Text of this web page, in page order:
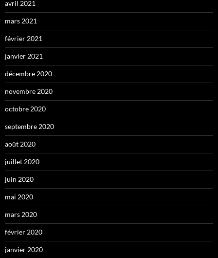
avril 2021
mars 2021
février 2021
janvier 2021
décembre 2020
novembre 2020
octobre 2020
septembre 2020
août 2020
juillet 2020
juin 2020
mai 2020
mars 2020
février 2020
janvier 2020